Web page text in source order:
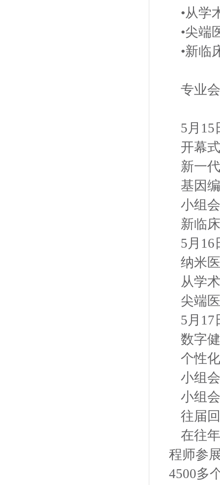
•从学
•尖端
•新临
专业
5月15
开幕
新一
基因
小组
新临
5月16
纳米
从学
尖端
5月17
数字
个性
小组
小组
往届
在往
程师参
4500多